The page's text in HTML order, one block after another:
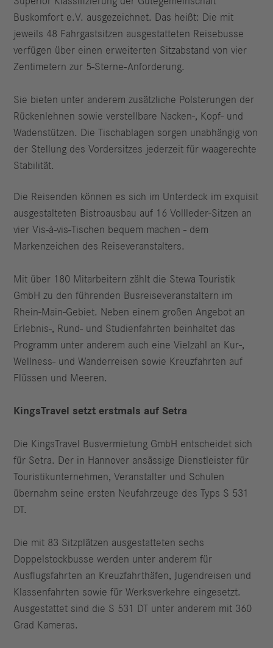
Buskomfort e.V. ausgezeichnet. Das heißt: Die mit
jeweils 48 Fahrgastsitzen ausgestatteten Reisebusse
verfügen über einen erweiterten Sitzabstand von vier
Zentimetern zur 5-Sterne-Anforderung.
Sie bieten unter anderem zusätzliche Polsterungen der
Rückenlehnen sowie verstellbare Nacken-, Kopf- und
Wadenstützen. Die Tischablagen sorgen unabhängig von
der Stellung des Vordersitzes jederzeit für waagerechte
Stabilität.
Die Reisenden können es sich im Unterdeck im exquisit
ausgestalteten Bistroausbau auf 16 Vollleder-Sitzen an
vier Vis-à-vis-Tischen bequem machen - dem
Markenzeichen des Reiseveranstalters.
Mit über 180 Mitarbeitern zählt die Stewa Touristik
GmbH zu den führenden Busreiseveranstaltern im
Rhein-Main-Gebiet. Neben einem großen Angebot an
Erlebnis-, Rund- und Studienfahrten beinhaltet das
Programm unter anderem auch eine Vielzahl an Kur-,
Wellness- und Wanderreisen sowie Kreuzfahrten auf
Flüssen und Meeren.
KingsTravel setzt erstmals auf Setra
Die KingsTravel Busvermietung GmbH entscheidet sich
für Setra. Der in Hannover ansässige Dienstleister für
Touristikunternehmen, Veranstalter und Schulen
übernahm seine ersten Neufahrzeuge des Typs S 531
DT.
Die mit 83 Sitzplätzen ausgestatteten sechs
Doppelstockbusse werden unter anderem für
Ausflugsfahrten an Kreuzfahrthäfen, Jugendreisen und
Klassenfahrten sowie für Werksverkehre eingesetzt.
Ausgestattet sind die S 531 DT unter anderem mit 360
Grad Kameras.